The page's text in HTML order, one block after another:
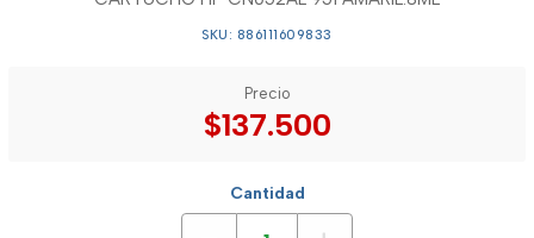
SKU: 886111609833
Precio
$137.500
Cantidad